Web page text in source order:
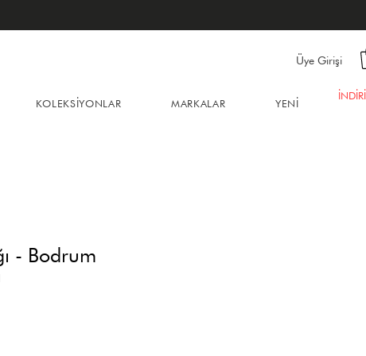
Üye Girişi
- Bodrum
KOLEKSİYONLAR MARKALAR YENİ